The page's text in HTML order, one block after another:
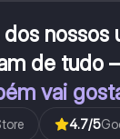
nossos
de tudo
vai
4.7/5